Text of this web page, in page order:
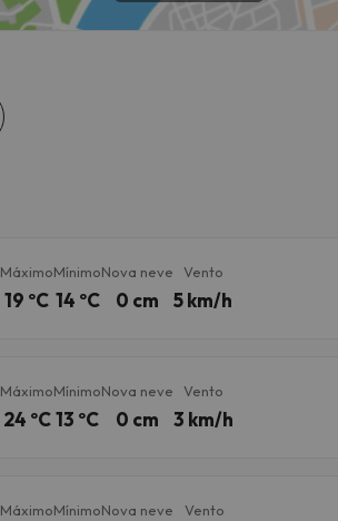
Máximo
19 ºC
Mínimo
14 ºC
Nova neve
0 cm
Vento
5 km/h
Máximo
24 ºC
Mínimo
13 ºC
Nova neve
0 cm
Vento
3 km/h
MáximoMínimoNova neve Vento